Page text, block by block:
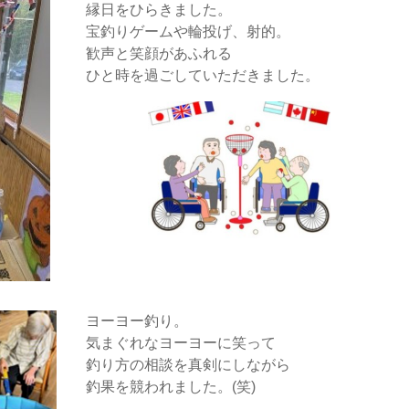
縁日をひらきました。
宝釣りゲームや輪投げ、射的。
歓声と笑顔があふれる
ひと時を過ごしていただきました。
ヨーヨー釣り。
気まぐれなヨーヨーに笑って
釣り方の相談を真剣にしながら
釣果を競われました。(笑)